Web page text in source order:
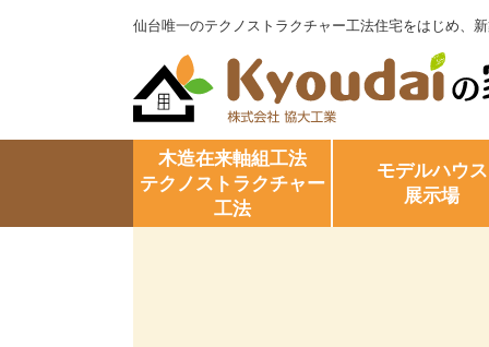
仙台唯一のテクノストラクチャー工法住宅をはじめ、
木造在来軸組工法
テクノストラクチャー
工法
モデルハウス
展示場